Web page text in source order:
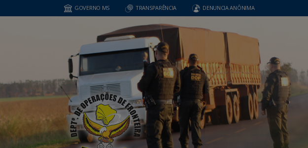
GOVERNO MS TRANSPARÊNCIA DENUNCIA ANÔNIMA